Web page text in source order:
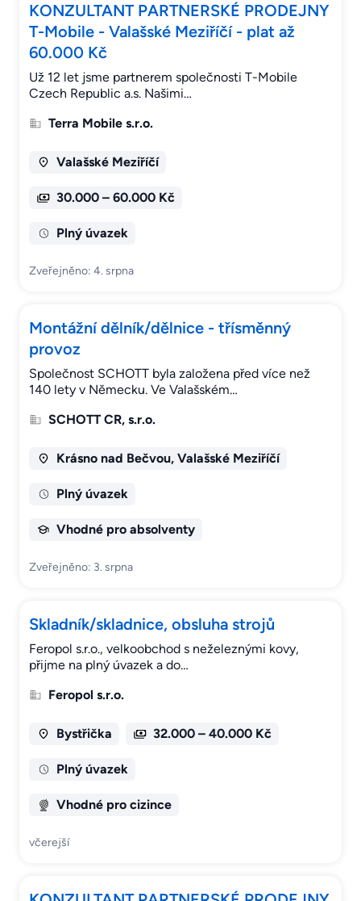
KONZULTANT PARTNERSKÉ PRODEJNY
T-Mobile - Valašské Meziříčí - plat až
60.000 Kč
Už 12 let jsme partnerem společnosti T-Mobile
Czech Republic a.s. Našimi…
Terra Mobile s.r.o.
Valašské Meziříčí
30.000 – 60.000 Kč
Plný úvazek
Zveřejněno: 4. srpna
Montážní dělník/dělnice - třísměnný
provoz
Společnost SCHOTT byla založena před více než
140 lety v Německu. Ve Valašském…
SCHOTT CR, s.r.o.
Krásno nad Bečvou, Valašské Meziříčí
Plný úvazek
Vhodné pro absolventy
Zveřejněno: 3. srpna
Skladník/skladnice, obsluha strojů
Feropol s.r.o., velkoobchod s neželeznými kovy,
přijme na plný úvazek a do…
Feropol s.r.o.
Bystřička 32.000 – 40.000 Kč
Plný úvazek
Vhodné pro cizince
včerejší